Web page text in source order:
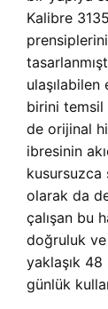
Kalibre
birini temsil
de orijinal
ibresinin
kusursuzca
olarak da
çalışan bu
doğruluk
yaklaşık 48
günlük